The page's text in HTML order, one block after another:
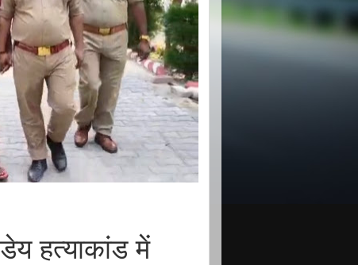
हत्याकांड में